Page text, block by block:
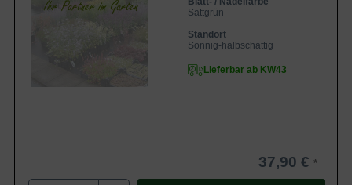
Sattgrün
Standort
Sonnig-halbschattig
Lieferbar ab KW43
37,90 €